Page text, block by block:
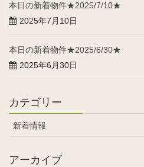
本日の新着物件★2025/7/10★
2025年7月10日
本日の新着物件★2025/6/30★
2025年6月30日
カテゴリー
新着情報
アーカイブ